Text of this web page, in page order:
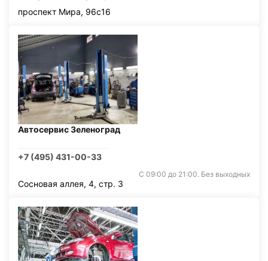
проспект Мира, 96с16
Автосервис Зеленоград
+7 (495) 431-00-33
С 09:00 до 21:00. Без выходных
Сосновая аллея, 4, стр. 3